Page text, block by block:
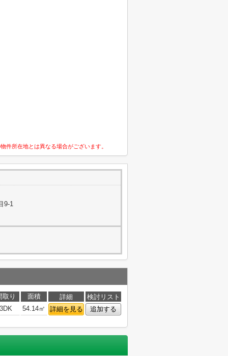
件所在地とは異なる場合がございます。
9-1
取り 面積 詳細
検討リスト
54.14㎡ 詳細を見る 追加する